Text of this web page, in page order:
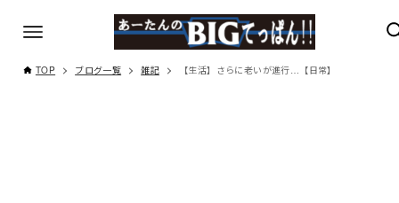
TOP ブログ一覧 雑記 【生活】さらに老いが進行…【日常】